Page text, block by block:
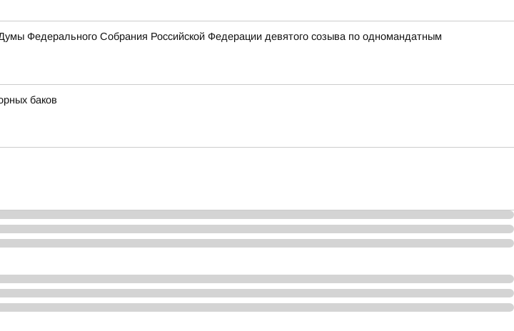
Федерального Собрания Российской Федерации девятого созыва по одномандатным
баков